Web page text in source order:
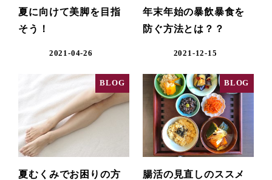
夏に向けて美脚を目指
そう！
2021-04-26
年末年始の暴飲暴食を
防ぐ方法とは？？
2021-12-15
BLOG
夏むくみでお困りの方
BLOG
腸活の見直しのススメ